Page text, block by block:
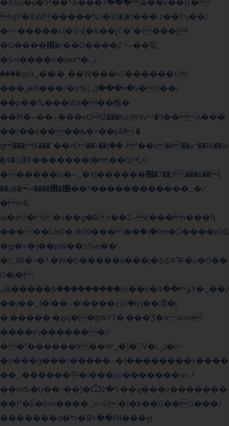
�A3u)�u�ͻ^��܌b���ڟ���7��x��{z�?
hg7�&W�����%\�䶷�{�t���:z��3>j��/
�>~�����x{�2>ξ�&��[C�ˮ�I���}
�G����՗�n��O����Z ^~��靟
�5>I����o�|wx*�؎/
����qy9_��i�˻��W���n5������f/
���ٯk0���/�o%{߸[|���>�x�0��/
��p��%���Wa���酴�
��Ԗ�~��~���xOIŻ���Ko{W9v^^�ד��A���
��(��e����ܞ�>��pΜ �
g���X���ߴ��=E��>��އ��ן"��s�k��o^��W��w
�j4�.}课K�������|�m\��Q,//
������|o�~_�X|������՗�7��/F���6��|
��u8�=����߼�޾��?������������_�/
�m&
{a�s�i�s��g�B×��2~i(���h���?|
�����L.NO�.#O9�����ۙ�{�9m��ً���ӷOG
�gi�=�{��pW��ݿ?}w��!
�)_0R�>�?.�W�D�����u���j�{o$A֏F�o�O��
O�j�|
߿�����&ۻ����ۛ�����kz��ۋ��4�6Y�_��/
��j��_I�i��~�l����z۞�r}{��濎�|
�.�����:�@]��ɮfk77�.���Ʒ�4 4mt|
����e\�������/
��"������9��W_�]�ͮV�Lݽ�n^
�o���g���';�����~�{��������x����
��_������竽�I���xo�������nr~?
��m%�U��^��]�Ѿߟ�2��g���v�������
��}"�ٗp�6nn����_v~5{�{�߿��G��G���/
�������d�*>�Ջ+��FN���y|